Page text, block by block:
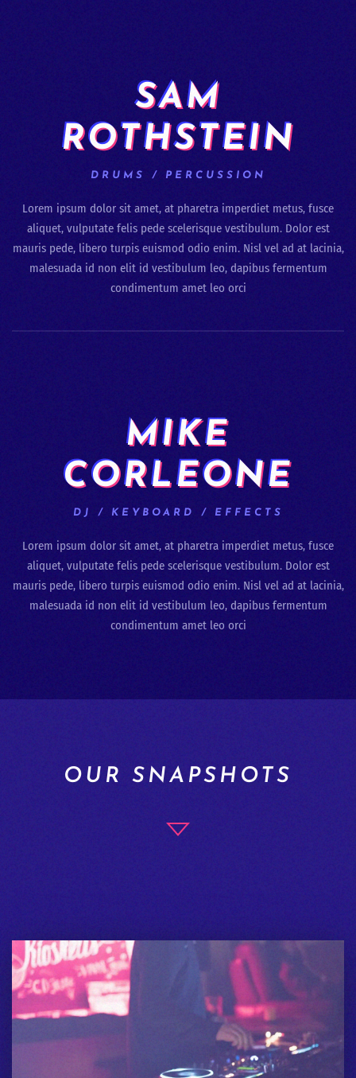
SAM
ROTHSTEIN
DRUMS / PERCUSSION
Lorem ipsum dolor sit amet, at pharetra imperdiet metus, fusce
aliquet, vulputate felis pede scelerisque vestibulum. Dolor est
mauris pede, libero turpis euismod odio enim. Nisl vel ad at lacinia,
malesuada id non elit id vestibulum leo, dapibus fermentum
condimentum amet leo orci
MIKE
CORLEONE
DJ / KEYBOARD / EFFECTS
Lorem ipsum dolor sit amet, at pharetra imperdiet metus, fusce
aliquet, vulputate felis pede scelerisque vestibulum. Dolor est
mauris pede, libero turpis euismod odio enim. Nisl vel ad at lacinia,
malesuada id non elit id vestibulum leo, dapibus fermentum
condimentum amet leo orci
OUR SNAPSHOTS